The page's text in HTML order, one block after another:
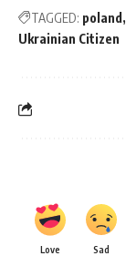
TAGGED: poland
Ukrainian Citizen
Love Sad